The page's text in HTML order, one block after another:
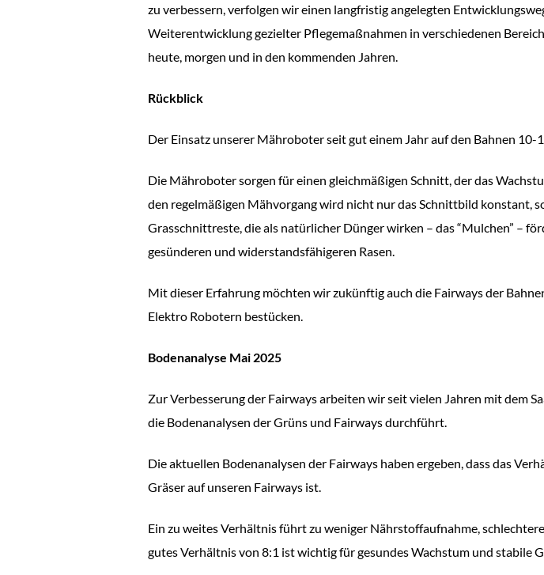
zu verbessern, verfolgen wir einen langfristig angelegten
Weiterentwicklung gezielter Pflegemaßnahmen in verschiedenen
heute, morgen und in den kommenden Jahren.
Rückblick
Der Einsatz unserer Mähroboter seit gut einem Jahr auf den Bahnen 10-
Die Mähroboter sorgen für einen gleichmäßigen Schnitt, der das
den regelmäßigen Mähvorgang wird nicht nur das Schnittbild konstant,
Grasschnittreste, die als natürlicher Dünger wirken – das “Mulchen” –
gesünderen und widerstandsfähigeren Rasen.
Mit dieser Erfahrung möchten wir zukünftig auch die Fairways der
Elektro Robotern bestücken.
Bodenanalyse Mai 2025
Zur Verbesserung der Fairways arbeiten wir seit vielen Jahren mit dem
die Bodenanalysen der Grüns und Fairways durchführt.
Die aktuellen Bodenanalysen der Fairways haben ergeben, dass das
Gräser auf unseren Fairways ist.
Ein zu weites Verhältnis führt zu weniger Nährstoffaufnahme,
gutes Verhältnis von 8:1 ist wichtig für gesundes Wachstum und stabile